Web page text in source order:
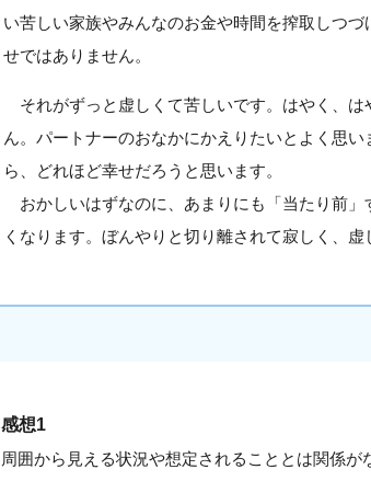
い苦しい家族やみんなのお金や時間を搾取しつ
せではありません。
それがずっと虚しくて苦しいです。はやく、
ん。パートナーのおなかにかえりたいとよく思
ら、どれほど幸せだろうと思います。
おかしいはずなのに、あまりにも「当たり前
くなります。ぼんやりと切り離されて寂しく、虚
感想1
周囲から見える状況や想定されることとは関係